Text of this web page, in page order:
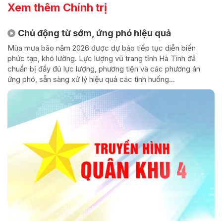
Xem thêm Chính trị
Chủ động từ sớm, ứng phó hiệu quả
Mùa mưa bão năm 2026 được dự báo tiếp tục diễn biến
phức tạp, khó lường. Lực lượng vũ trang tỉnh Hà Tĩnh đã
chuẩn bị đầy đủ lực lượng, phương tiện và các phương án
ứng phó, sẵn sàng xử lý hiệu quả các tình huống...